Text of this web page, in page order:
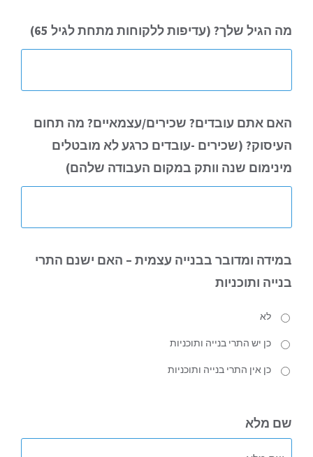
מה הגיל שלך? (עדיפות ללקוחות מתחת לגיל 65)
האם אתם עובדים? שכירים/עצמאיים? מה תחום
העיסוק? (שכירים -עובדים כרגע לא מובטלים
מינימום שנה וותק במקום העבודה שלהם)
במידה ומדובר בבנייה עצמית – האם ישנם התרי
בנייה ותוכניות
לא
כן יש התרי בנייה ותוכניות
כן אין התרי בנייה ותוכניות
שם מלא